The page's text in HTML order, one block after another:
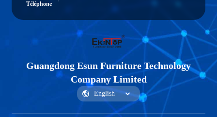
Téléphone
Guangdong Esun Furniture Technology
Company Limited